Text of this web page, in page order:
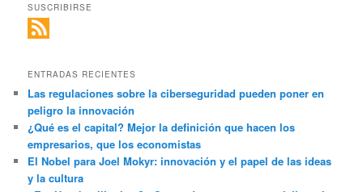
SUSCRIBIRSE
ENTRADAS RECIENTES
Las regulaciones sobre la ciberseguridad pueden poner en
peligro la innovación
¿Qué es el capital? Mejor la definición que hacen los
empresarios, que los economistas
El Nobel para Joel Mokyr: innovación y el papel de las ideas
y la cultura